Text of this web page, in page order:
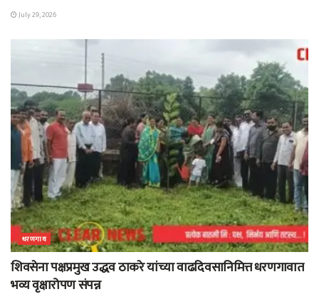
July 29, 2026
धरणगाव
शिवसेना पक्षप्रमुख उद्धव ठाकरे यांच्या वाढदिवसानिमित्त धरणगावात
भव्य वृक्षारोपण संपन्न